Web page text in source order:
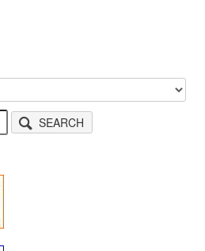
SEARCH